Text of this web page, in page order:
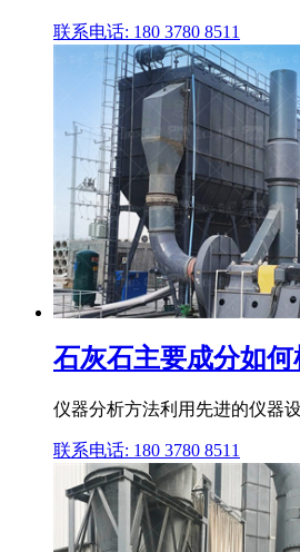
联系电话: 180 3780 8511
石灰石主要成分如何
仪器分析方法利用先进的仪器
联系电话: 180 3780 8511